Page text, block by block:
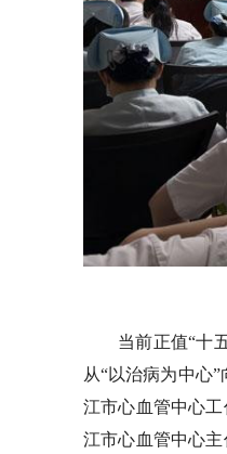
当前正值“十
从“以治病为中心
江市心血管中心
江市心血管中心